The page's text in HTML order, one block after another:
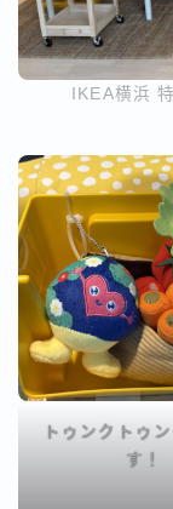
IKEA横浜
トゥンクトゥ
す！